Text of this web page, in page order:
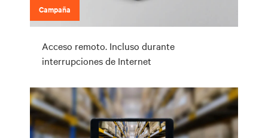
Campaña
Acceso remoto. Incluso durante
interrupciones de Internet